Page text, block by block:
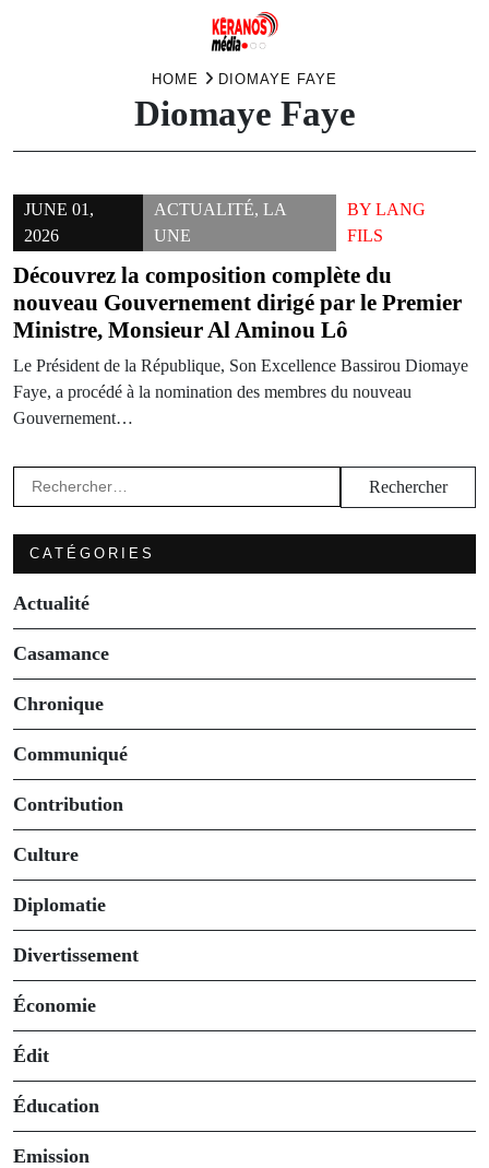
HOME DIOMAYE FAYE
Diomaye Faye
JUNE 01,
2026
ACTUALITÉ, LA
UNE
BYLANG
FILS
Découvrez la composition complète du
nouveau Gouvernement dirigé par le Premier
Ministre, Monsieur Al Aminou Lô
Le Président de la République, Son Excellence Bassirou Diomaye
Faye, a procédé à la nomination des membres du nouveau
Gouvernement…
Rechercher :
CATÉGORIES
Actualité
Casamance
Chronique
Communiqué
Contribution
Culture
Diplomatie
Divertissement
Économie
Édit
Éducation
Emission